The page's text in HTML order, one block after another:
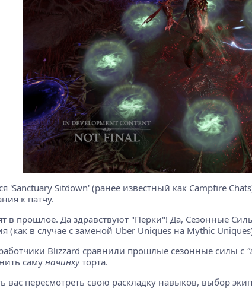
'Sanctuary Sitdown' (ранее известный как Campfire
к патчу.
в прошлое. Да здравствуют "Перки"! Да, Сезонные
(как в случае с заменой Uber Uniques на Mythic
Blizzard сравнили прошлые сезонные силы с
самуначинкуторта.
вас пересмотреть свою раскладку навыков, выбор